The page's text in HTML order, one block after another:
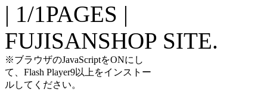
| 1/1PAGES |
FUJISANSHOP SITE.
※ブラウザのJavaScriptをONにし
て、Flash Player9以上をインストー
ルしてください。